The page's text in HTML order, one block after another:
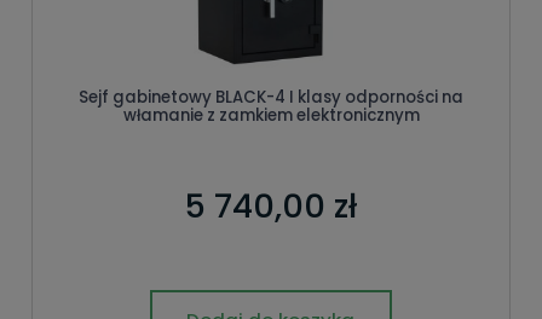
Sejf gabinetowy BLACK-4 I klasy odporności na
włamanie z zamkiem elektronicznym
5 740,00 zł